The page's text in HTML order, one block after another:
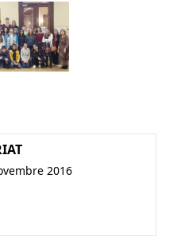
2016